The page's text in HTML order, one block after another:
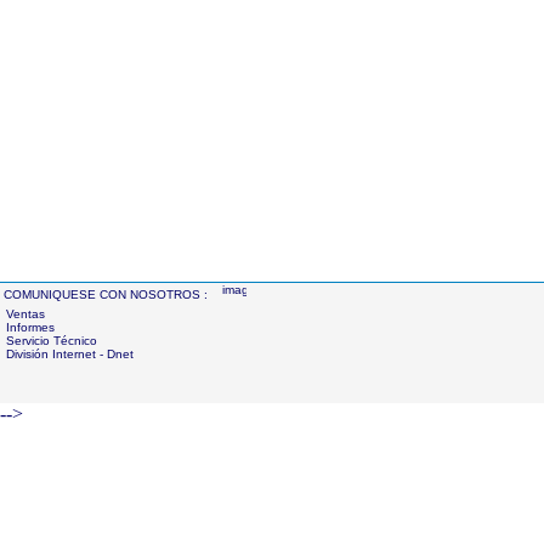
COMUNIQUESE CON NOSOTROS :
Ventas
Informes
Servicio Técnico
División Internet - Dnet
-->